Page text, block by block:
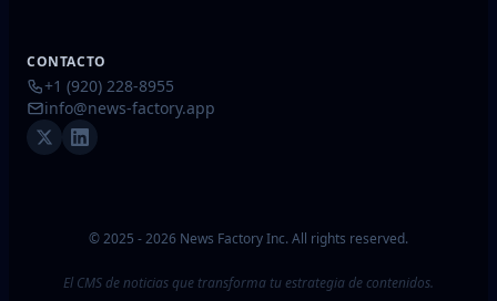
CONTACTO
+1 (920) 228-8955
info@news-factory.app
© 2025 - 2026 News Factory Inc. All rights reserved.
El CMS de noticias que transforma tu estrategia de contenidos.